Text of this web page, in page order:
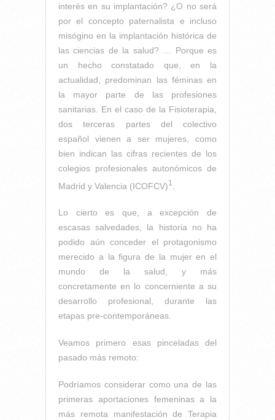
interés en su implantación? ¿O no será
por el concepto paternalista e incluso
misógino en la implantación histórica de
las ciencias de la salud? … Porque es
un hecho constatado que, en la
actualidad, predominan las féminas en
la mayor parte de las profesiones
sanitarias. En el caso de la Fisioterapia,
dos terceras partes del colectivo
español vienen a ser mujeres, como
bien indican las cifras recientes de los
colegios profesionales autonómicos de
Madrid y Valencia (ICOFCV)1
Lo cierto es que, a excepción de
escasas salvedades, la historia no ha
podido aún conceder el protagonismo
merecido a la figura de la mujer en el
mundo de la salud, y más
concretamente en lo concerniente a su
desarrollo profesional, durante las
etapas pre-contemporáneas.
Veamos primero esas pinceladas del
pasado más remoto:
Podríamos considerar como una de las
primeras aportaciones femeninas a la
más remota manifestación de Terapia